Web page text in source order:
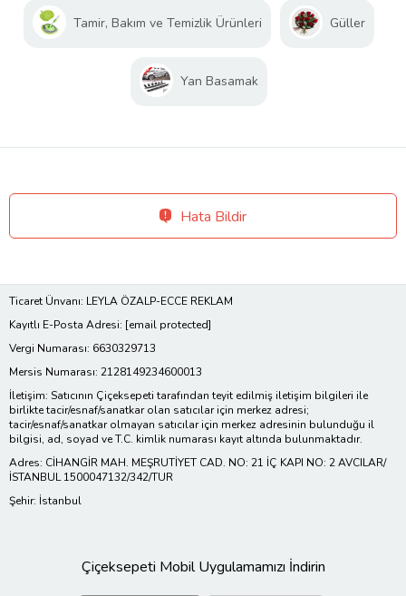
Tamir, Bakım ve Temizlik Ürünleri Güller
Yan Basamak
Hata Bildir
Ticaret Ünvanı: LEYLA ÖZALP-ECCE REKLAM
Kayıtlı E-Posta Adresi: [email protected]
Vergi Numarası: 6630329713
Mersis Numarası: 2128149234600013
İletişim: Satıcının Çiçeksepeti tarafından teyit edilmiş iletişim bilgileri ile
birlikte tacir/esnaf/sanatkar olan satıcılar için merkez adresi;
tacir/esnaf/sanatkar olmayan satıcılar için merkez adresinin bulunduğu il
bilgisi, ad, soyad ve T.C. kimlik numarası kayıt altında bulunmaktadır.
Adres: CİHANGİR MAH. MEŞRUTİYET CAD. NO: 21 İÇ KAPI NO: 2 AVCILAR/
İSTANBUL 1500047132/342/TUR
Şehir: İstanbul
Çiçeksepeti Mobil Uygulamamızı İndirin